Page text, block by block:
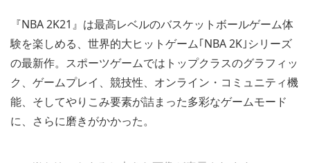
『NBA 2K21』は最高レベルのバスケットボールゲーム体
験を楽しめる、世界的大ヒットゲーム｢NBA 2K｣シリーズ
の最新作。スポーツゲームではトップクラスのグラフィッ
ク、ゲームプレイ、競技性、オンライン・コミュニティ機
能、そしてやりこみ要素が詰まった多彩なゲームモード
に、さらに磨きがかかった。